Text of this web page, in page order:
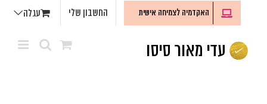
האקדמיה לצמיחה אישית החשבון שלי עגלה